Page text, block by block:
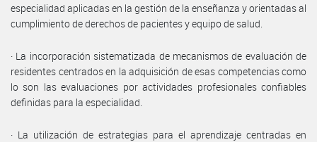
especialidad aplicadas en la gestión de la enseñanza y orientadas al
cumplimiento de derechos de pacientes y equipo de salud.
· La incorporación sistematizada de mecanismos de evaluación de
residentes centrados en la adquisición de esas competencias como
lo son las evaluaciones por actividades profesionales confiables
definidas para la especialidad.
· La utilización de estrategias para el aprendizaje centradas en